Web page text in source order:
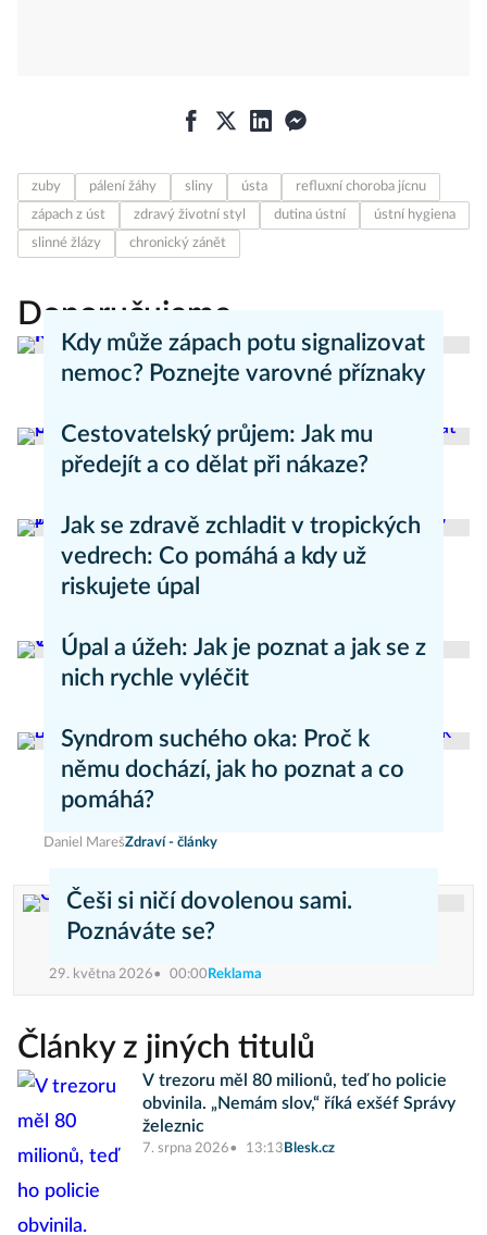
zuby pálení žáhy sliny ústa
refluxní choroba jícnu
zápach z úst
zdravý životní styl dutina ústní
ústní hygiena
slinné žlázy
chronický zánět
Doporučujeme
Kdy může zápach potu signalizovat
nemoc? Poznejte varovné příznaky
Cestovatelský průjem: Jak mu
předejít a co dělat při nákaze?
Jak se zdravě zchladit v tropických
vedrech: Co pomáhá a kdy už
riskujete úpal
Pavla Skurovcová
Úpal a úžeh: Jak je poznat a jak se z
nich rychle vyléčit
Syndrom suchého oka: Proč k
němu dochází, jak ho poznat a co
pomáhá?
Daniel MarešZdraví - články
Češi si ničí dovolenou sami.
Poznáváte se?
29. května 2026 00:00 Reklama
Články z jiných titulů
V trezoru měl 80 milionů, teď ho policie
obvinila. „Nemám slov,“ říká exšéf Správy
železnic
7. srpna 2026 13:13 Blesk.cz